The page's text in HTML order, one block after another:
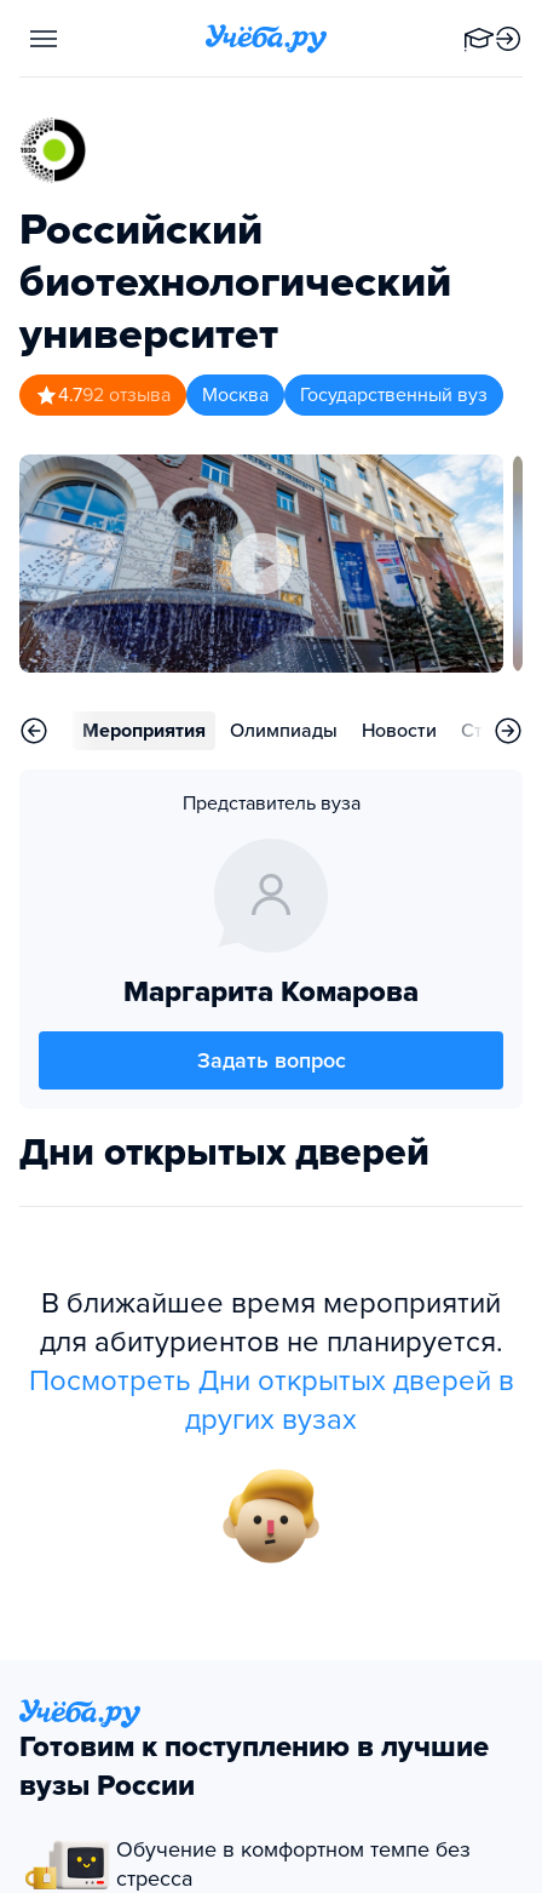
Российский
биотехнологический
университет
4.792 отзыва Москва Государственный вуз
Мероприятия Олимпиады Новости Статьи
Представитель вуза
Маргарита Комарова
Задать вопрос
Дни открытых дверей
В ближайшее время мероприятий
для абитуриентов не планируется.
Посмотреть Дни открытых дверей в
других вузах
Готовим к поступлению в лучшие
вузы России
Обучение в комфортном темпе без
стресса